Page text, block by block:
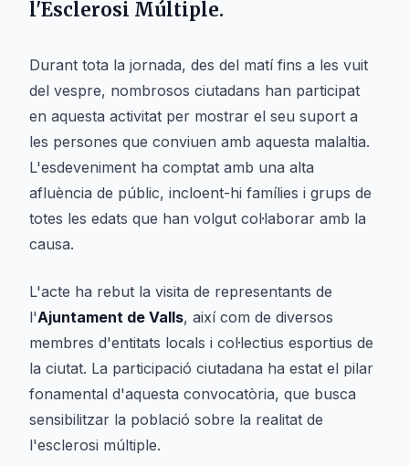
l'Esclerosi Múltiple.
Durant tota la jornada, des del matí fins a les vuit
del vespre, nombrosos ciutadans han participat
en aquesta activitat per mostrar el seu suport a
les persones que conviuen amb aquesta malaltia.
L'esdeveniment ha comptat amb una alta
afluència de públic, incloent-hi famílies i grups de
totes les edats que han volgut col·laborar amb la
causa.
L'acte ha rebut la visita de representants de
l'Ajuntament de Valls, així com de diversos
membres d'entitats locals i col·lectius esportius de
la ciutat. La participació ciutadana ha estat el pilar
fonamental d'aquesta convocatòria, que busca
sensibilitzar la població sobre la realitat de
l'esclerosi múltiple.